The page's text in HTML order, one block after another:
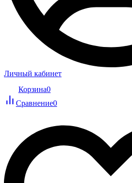
Личный кабинет
Корзина0
Сравнение0